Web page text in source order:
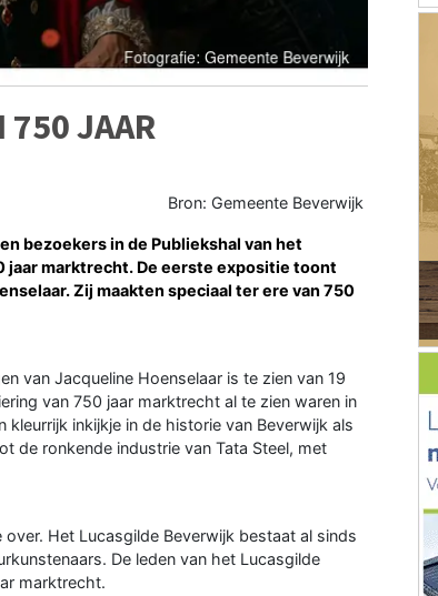
750 JAAR
Bron: Gemeente Beverwijk
bezoekers in de Publiekshal van het
jaar marktrecht. De eerste expositie toont
Zij maakten speciaal ter ere van 750
van Jacqueline Hoenselaar is te zien van 19
van 750 jaar marktrecht al te zien waren in
inkijkje in de historie van Beverwijk als
de ronkende industrie van Tata Steel, met
Het Lucasgilde Beverwijk bestaat al sinds
De leden van het Lucasgilde
marktrecht.